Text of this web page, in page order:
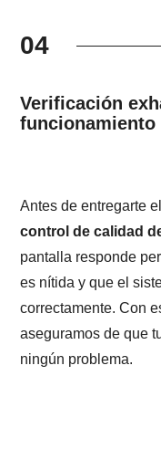
04
Verificación
funcionamiento
Antes de entregarte
control de calidad
pantalla responde
es nítida y que el
correctamente. Con
aseguramos de que
ningún problema.